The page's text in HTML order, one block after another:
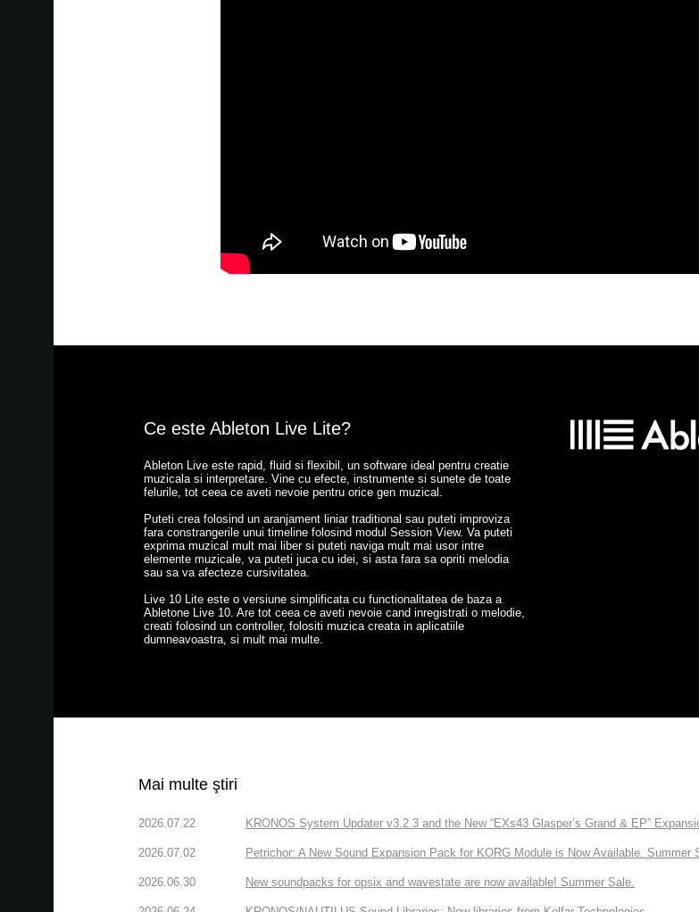
Ce este Ableton Live Lite?
Ableton Live este rapid, fluid si flexibil, un software ideal pentru creatie
muzicala si interpretare. Vine cu efecte, instrumente si sunete de toate
felurile, tot ceea ce aveti nevoie pentru orice gen muzical.
Puteti crea folosind un aranjament liniar traditional sau puteti improviza
fara constrangerile unui timeline folosind modul Session View. Va puteti
exprima muzical mult mai liber si puteti naviga mult mai usor intre
elemente muzicale, va puteti juca cu idei, si asta fara sa opriti melodia
sau sa va afecteze cursivitatea.
Live 10 Lite este o versiune simplificata cu functionalitatea de baza a
Abletone Live 10. Are tot ceea ce aveti nevoie cand inregistrati o melodie,
creati folosind un controller, folositi muzica creata in aplicatiile
dumneavoastra, si mult mai multe.
Mai multe ştiri
2026.07.22 KRONOS System Updater v3.2.3 and the New “EXs43 Glasper’s Grand & EP”
2026.07.02 Petrichor: A New Sound Expansion Pack for KORG Module is Now Available. Summer
2026.06.30 New soundpacks for opsix and wavestate are now available! Summer Sale.